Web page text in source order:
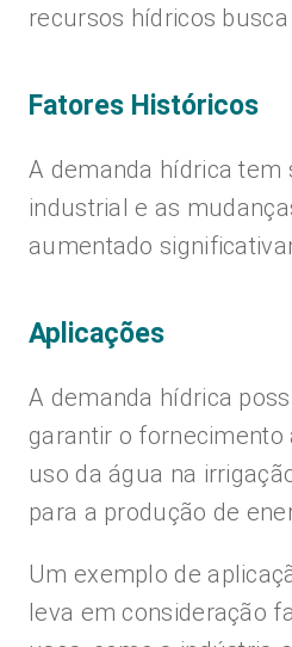
recursos hídricos
Fatores Históricos
A demanda hídrica tem
industrial e as
aumentado
Aplicações
A demanda hídrica
garantir o fornecimento
uso da água na
para a produção de
Um exemplo de
leva em consideração